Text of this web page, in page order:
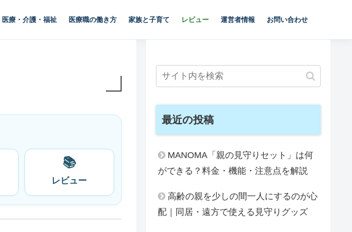
医療・介護・福祉 医療職の働き方 家族と子育て レビュー 運営者情報 お問い合わせ
📚
レビュー
最近の投稿
MANOMA「親の見守りセット」は何
ができる？料金・機能・注意点を解説
高齢の親を少しの間一人にするのが心
配｜同居・遠方で使える見守りグッズ